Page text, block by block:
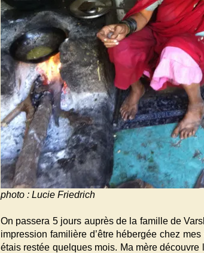
photo : Lucie Friedrich
On passera 5 jours auprès de la famille de
impression familière d’être hébergée chez
étais restée quelques mois. Ma mère